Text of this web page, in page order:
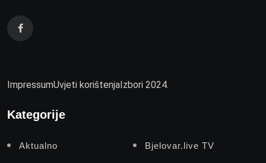
ImpressumUvjeti korištenjaIzbori 2024.
Kategorije
Aktualno Bjelovar.live TV